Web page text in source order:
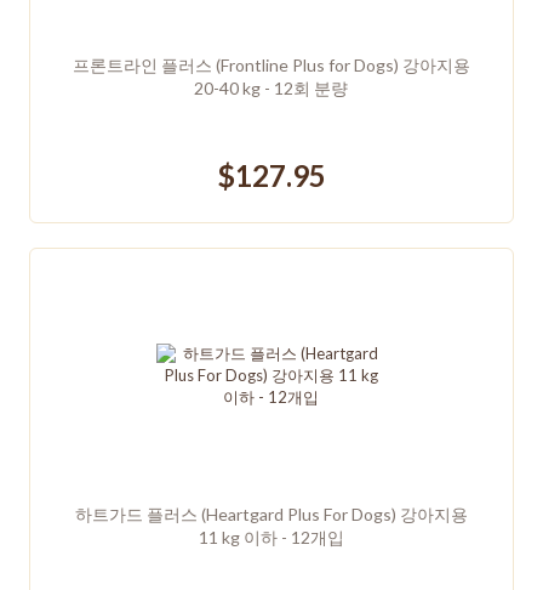
프론트라인 플러스 (Frontline Plus for Dogs) 강아지용
20-40 kg - 12회 분량
$127.95
하트가드 플러스 (Heartgard Plus For Dogs) 강아지용
11 kg 이하 - 12개입